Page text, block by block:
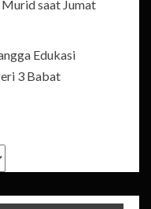
saat Jumat
Edukasi
3 Babat